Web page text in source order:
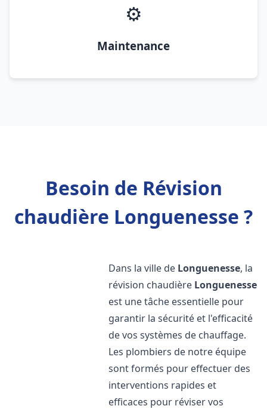
⚙️
Maintenance
Besoin de Révision
chaudière Longuenesse ?
Dans la ville de Longuenesse, la
révision chaudière Longuenesse
est une tâche essentielle pour
garantir la sécurité et l'efficacité
de vos systèmes de chauffage.
Les plombiers de notre équipe
sont formés pour effectuer des
interventions rapides et
efficaces pour réviser vos